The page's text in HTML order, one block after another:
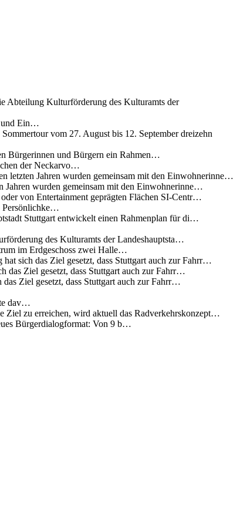
Abteilung Kulturförderung des Kulturamts der
und Ein…
vom 27. August bis 12. September dreizehn
Bürgerinnen und Bürgern ein Rahmen…
der Neckarvo…
letzten Jahren wurden gemeinsam mit den Einwohnerinne…
Jahren wurden gemeinsam mit den Einwohnerinne…
von Entertainment geprägten Flächen SI-Centr…
Persönlichke…
Stuttgart entwickelt einen Rahmenplan für di…
des Kulturamts der Landeshauptsta…
im Erdgeschoss zwei Halle…
sich das Ziel gesetzt, dass Stuttgart auch zur Fahrr…
Ziel gesetzt, dass Stuttgart auch zur Fahrr…
Ziel gesetzt, dass Stuttgart auch zur Fahrr…
dav…
Ziel zu erreichen, wird aktuell das Radverkehrskonzept…
Bürgerdialogformat: Von 9 b…